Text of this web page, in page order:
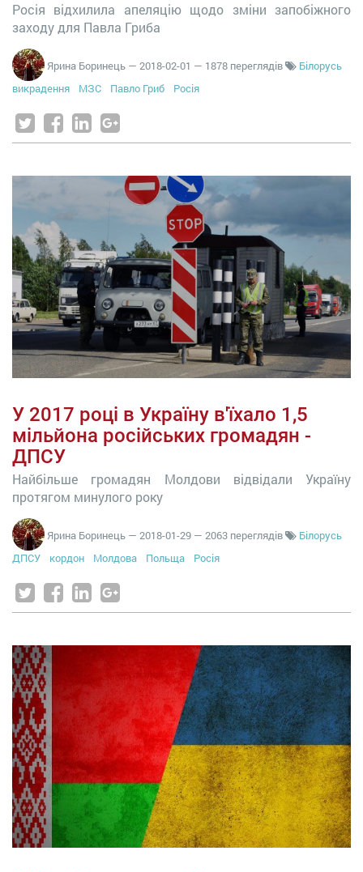
Росія відхилила апеляцію щодо зміни запобіжного
заходу для Павла Гриба
Ярина Боринець — 2018-02-01 — 1878 переглядів
Білорусь
викрадення
МЗС Павло Гриб Росія
У 2017 році в Україну в'їхало 1,5
мільйона російських громадян -
ДПСУ
Найбільше громадян Молдови відвідали Україну
протягом минулого року
Ярина Боринець — 2018-01-29 — 2063 переглядів
Білорусь
ДПСУ
кордон Молдова Польща Росія